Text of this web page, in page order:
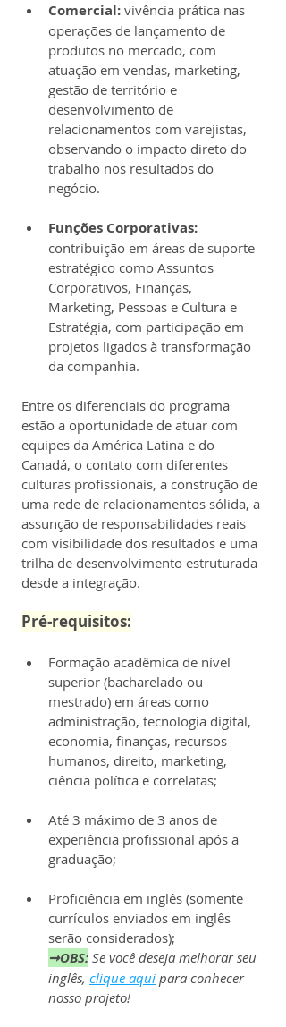
Comercial: vivência prática nas
operações de lançamento de
produtos no mercado, com
atuação em vendas, marketing,
gestão de território e
desenvolvimento de
relacionamentos com varejistas,
observando o impacto direto do
trabalho nos resultados do
negócio.
Funções Corporativas:
contribuição em áreas de suporte
estratégico como Assuntos
Corporativos, Finanças,
Marketing, Pessoas e Cultura e
Estratégia, com participação em
projetos ligados à transformação
da companhia.
Entre os diferenciais do programa
estão a oportunidade de atuar com
equipes da América Latina e do
Canadá, o contato com diferentes
culturas profissionais, a construção de
uma rede de relacionamentos sólida, a
assunção de responsabilidades reais
com visibilidade dos resultados e uma
trilha de desenvolvimento estruturada
desde a integração.
Pré-requisitos:
Formação acadêmica de nível
superior (bacharelado ou
mestrado) em áreas como
administração, tecnologia digital,
economia, finanças, recursos
humanos, direito, marketing,
ciência política e correlatas;
Até 3 máximo de 3 anos de
experiência profissional após a
graduação;
Proficiência em inglês (somente
currículos enviados em inglês
serão considerados);
➞OBS: Se você deseja melhorar seu
inglês, clique aqui para conhecer
nosso projeto!